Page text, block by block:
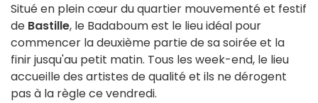
Situé en plein cœur du quartier mouvementé et festif
de Bastille, le Badaboum est le lieu idéal pour
commencer la deuxième partie de sa soirée et la
finir jusqu'au petit matin. Tous les week-end, le lieu
accueille des artistes de qualité et ils ne dérogent
pas à la règle ce vendredi.